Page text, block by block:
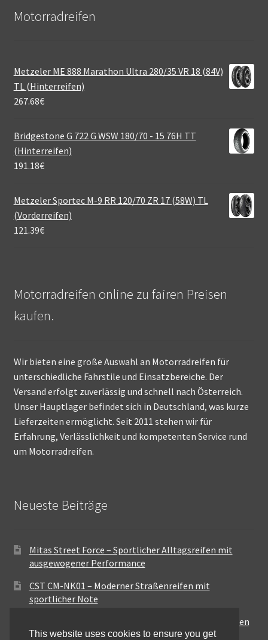
Motorradreifen
Metzeler ME 888 Marathon Ultra 280/35 VR 18 (84V)
TL (Hinterreifen)
267.68€
Bridgestone G 722 G WSW 180/70 - 15 76H TT
(Hinterreifen)
191.18€
Metzeler Sportec M-9 RR 120/70 ZR 17 (58W) TL
(Vorderreifen)
121.39€
Motorradreifen online zu fairen Preisen
kaufen.
Wir bieten eine große Auswahl an Motorradreifen für
unterschiedliche Fahrstile und Einsatzbereiche. Der
Versand erfolgt zuverlässig und schnell nach Österreich.
Unser Hauptlager befindet sich in Deutschland, was kurze
Lieferzeiten ermöglicht. Seit 2011 stehen wir für
Erfahrung, Verlässlichkeit und kompetenten Service rund
um Motorradreifen.
Neueste Beiträge
Mitas Street Force – Sportlicher Alltagsreifen mit
ausgewogener Performance
CST CM-NK01 – Moderner Straßenreifen mit
sportlicher Note
Maxxis MA-ST3 – Ausgewogener Sport-Touring-Reifen
für vielseitige Einsätze
This website uses cookies to ensure you get